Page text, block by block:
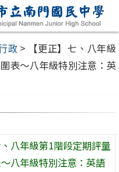
政 >
【更正】七、八年級
表～八年級特別注意：英
、八年級第1階段定期評量
八年級特別注意：英語